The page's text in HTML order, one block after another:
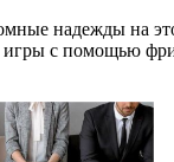
надежды на
с помощью